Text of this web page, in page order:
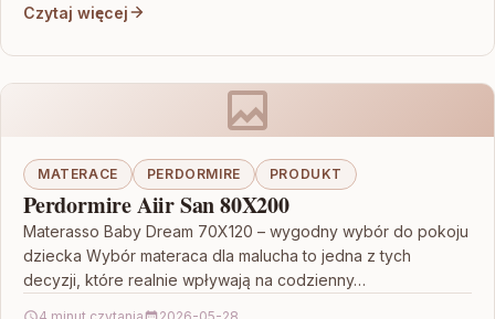
Czytaj więcej
MATERACE PERDORMIRE PRODUKT
Perdormire Aiir San 80X200
Materasso Baby Dream 70X120 – wygodny wybór do pokoju
dziecka Wybór materaca dla malucha to jedna z tych
decyzji, które realnie wpływają na codzienny…